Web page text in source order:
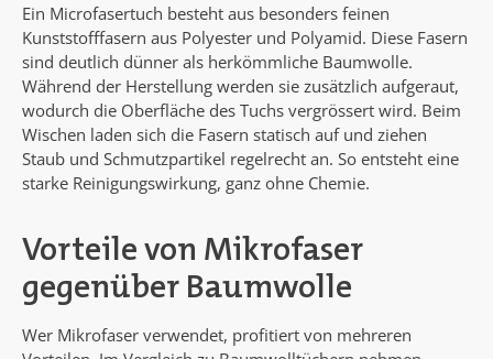
Ein Microfasertuch besteht aus besonders feinen
Kunststofffasern aus Polyester und Polyamid. Diese Fasern
sind deutlich dünner als herkömmliche Baumwolle.
Während der Herstellung werden sie zusätzlich aufgeraut,
wodurch die Oberfläche des Tuchs vergrössert wird. Beim
Wischen laden sich die Fasern statisch auf und ziehen
Staub und Schmutzpartikel regelrecht an. So entsteht eine
starke Reinigungswirkung, ganz ohne Chemie.
Vorteile von Mikrofaser
gegenüber Baumwolle
Wer Mikrofaser verwendet, profitiert von mehreren